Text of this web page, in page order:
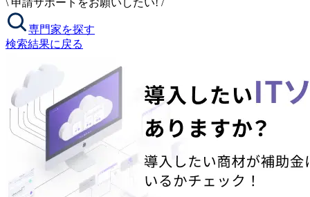
専門家を探す
検索結果に戻る